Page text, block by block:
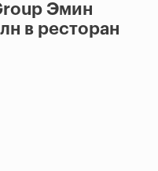
Эмин
в ресторан